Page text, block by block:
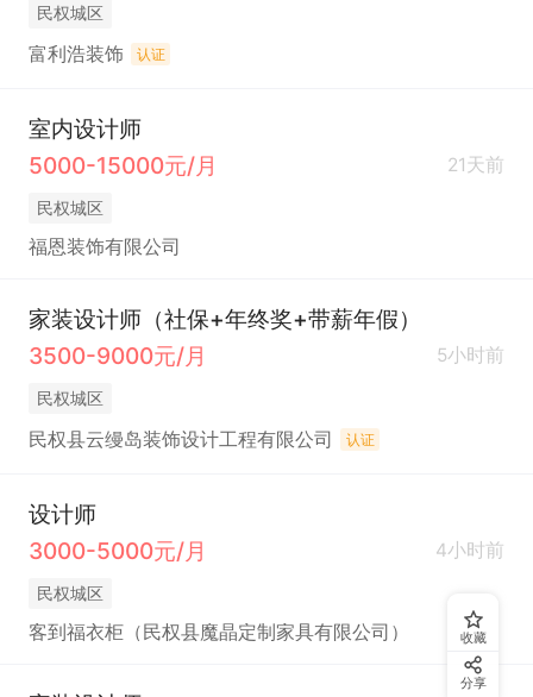
民权城区
富利浩装饰 认证
室内设计师
5000-15000元/月
21天前
民权城区
福恩装饰有限公司
家装设计师（社保+年终奖+带薪年假）
3500-9000元/月
5小时前
民权城区
民权县云缦岛装饰设计工程有限公司 认证
设计师
3000-5000元/月
4小时前
民权城区
客到福衣柜（民权县魔晶定制家具有限公司） 收藏
分享